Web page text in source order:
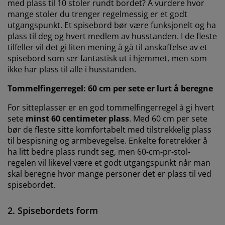
med plass til 10 stoler rundt bordet? Å vurdere hvor
mange stoler du trenger regelmessig er et godt
utgangspunkt. Et spisebord bør være funksjonelt og ha
plass til deg og hvert medlem av husstanden. I de fleste
tilfeller vil det gi liten mening å gå til anskaffelse av et
spisebord som ser fantastisk ut i hjemmet, men som
ikke har plass til alle i husstanden.
Tommelfingerregel: 60 cm per sete er lurt å beregne
For sitteplasser er en god tommelfingerregel å gi hvert
sete minst 60 centimeter plass. Med 60 cm per sete
bør de fleste sitte komfortabelt med tilstrekkelig plass
til bespisning og armbevegelse. Enkelte foretrekker å
ha litt bedre plass rundt seg, men 60-cm-pr-stol-
regelen vil likevel være et godt utgangspunkt når man
skal beregne hvor mange personer det er plass til ved
spisebordet.
2. Spisebordets form